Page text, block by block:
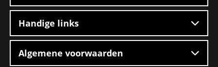
Handige links
Algemene voorwaarden